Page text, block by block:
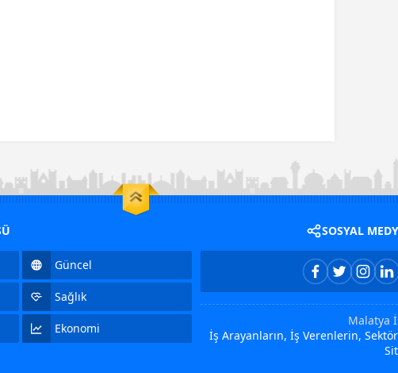
Güncel
Sağlık
Ekonomi
SOSYAL
Malatya
İş Arayanların, İş Verenlerin,